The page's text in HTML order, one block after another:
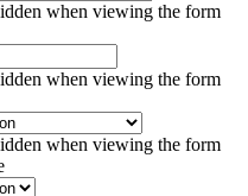
when viewing the form
when viewing the form
when viewing the form